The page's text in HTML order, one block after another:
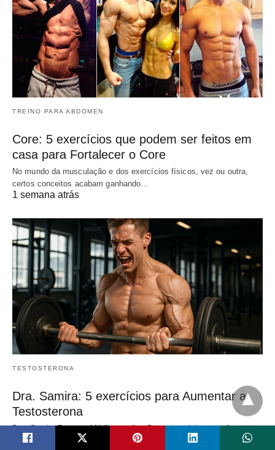
TREINO PARA ABDOMEN
Core: 5 exercícios que podem ser feitos em
casa para Fortalecer o Core
No mundo da musculação e dos exercícios físicos, vez ou outra,
certos conceitos acabam ganhando…
1 semana atrás
TESTOSTERONA
Dra. Samira: 5 exercícios para Aumentar a
Testosterona
Dra. Samira Posses, Médica explica 5 top exercícios para Aumentar
a Testosterona de forma Natural,…